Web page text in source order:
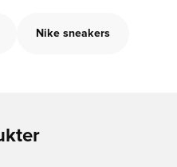
Nike sneakers